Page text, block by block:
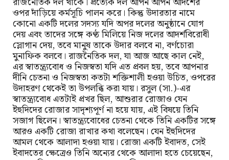
ওপর দাঁড়িয়ে কর্মসূচি পালন করে। কিন্তু উদারতার নামে
কোনো একটি দলের সদস্য যদি অপর দলের অনুষ্ঠানে যোগ
দেয় এবং তাদের সঙ্গে কণ্ঠ মিলিয়ে নিজ দলের আদর্শবিরোধী
স্লোগান দেয়, তবে মানুষ তাকে উদার বলবে না, বর্ণচোরা
মুনাফিক বলবে। রাজনৈতিক দল, যা আজ আছে কাল নেই,
এর স্বাতন্ত্র্যবোধ ও নিজস্বতা যদি এত প্রবল হয়, তবে আপনার
দীনি চেতনা ও নিজস্বতা কতটা শক্তিশালী হওয়া উচিত, ওপরের
উদাহরণ থেকেই তা উপলব্ধি করা যায়। রসুল (সা.)-এর
স্বাতন্ত্র্যবোধ এতটাই প্রখর ছিল, আশুরার রোজাও যেন
ইহুদিদের রোজার সাদৃশ্যপূর্ণ না হয়ে যায়, এই বিষয়ে তিনি
সজাগ ছিলেন। স্বাতন্ত্র্যবোধের চেতনা থেকে তিনি একটির সঙ্গে
আরও একটি রোজা রাখার কথা বলেছেন। যেন ইহুদিদের
আমল থেকে আলাদা হওয়া যায়। রোজা একটি ইবাদত, সেই
ইবাদতের ক্ষেত্রেও তিনি অন্যের থেকে আলাদা হতে চেয়েছেন,